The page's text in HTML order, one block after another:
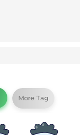
More Tag